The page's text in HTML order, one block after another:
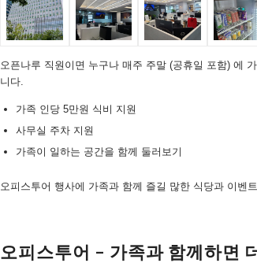
오픈나루 직원이면 누구나 매주 주말 (공휴일 포함) 에
니다.
가족 인당 5만원 식비 지원
사무실 주차 지원
가족이 일하는 공간을 함께 둘러보기
오피스투어 행사에 가족과 함께 즐길 많한 식당과 이벤
오피스투어 – 가족과 함께하면